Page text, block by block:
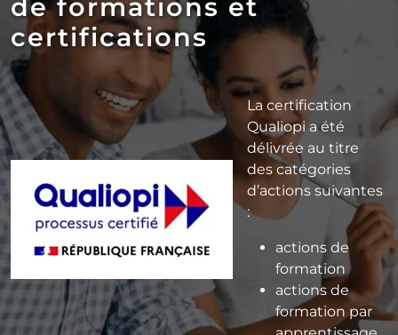
de formations et
certifications
La certification
Qualiopi a été
délivrée au titre
des catégories
d’actions suivantes
:
actions de
formation
actions de
formation par